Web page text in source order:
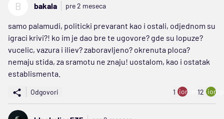
B bakala pre 2 meseca
samo palamudi, politicki prevarant kao i ostali, odjednom su
igraci krivi?! ko im je dao bre te ugovore? gde su lopuze?
vucelic, vazura i iliev? zaboravljeno? okrenuta ploca?
nemaju stida, za sramotu ne znaju! uostalom, kao i ostatak
establismenta.
Odgovori 1 ion:minus
12